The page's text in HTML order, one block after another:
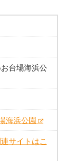
台場海浜公
海浜公園
サイトはこ